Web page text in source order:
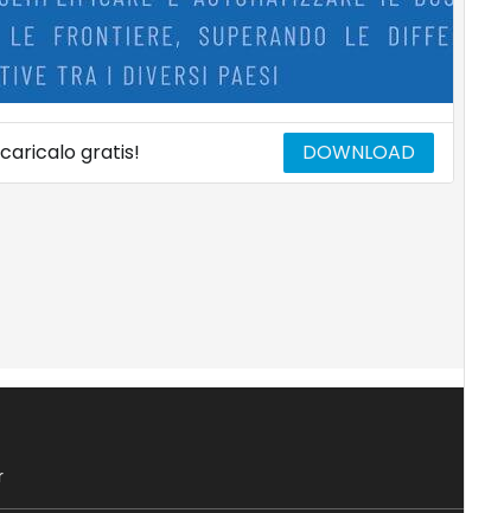
gratis! DOWNLOAD